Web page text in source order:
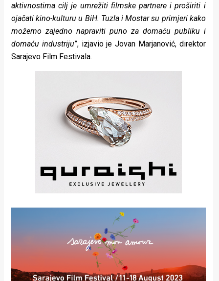
aktivnostima cilj je umrežiti filmske partnere i proširiti i
ojačati kino-kulturu u BiH. Tuzla i Mostar su primjeri kako
možemo zajedno napraviti puno za domaću publiku i
domaću industriju”, izjavio je Jovan Marjanović, direktor
Sarajevo Film Festivala.